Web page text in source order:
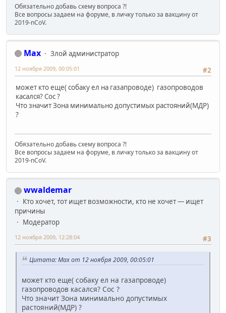
Обязательно добавь схему вопроса ?!
Все вопросы задаем на форуме, в личку только за вакцину от
2019-nCoV.
Max
Злой администратор
#2
12 ноября 2009, 00:05:01
может кто еще( собаку ел на газапроводе) газопроводов
касался? Сос ?
Что значит Зона минимально допустимых растояний(МДР)
?
Обязательно добавь схему вопроса ?!
Все вопросы задаем на форуме, в личку только за вакцину от
2019-nCoV.
wwaldemar
Кто хочет, тот ищет возможности, кто не хочет — ищет
причины
Модератор
#3
12 ноября 2009, 12:28:04
Цитата: Max от 12 ноября 2009, 00:05:01
может кто еще( собаку ел на газапроводе)
газопроводов касался? Сос ?
Что значит Зона минимально допустимых
растояний(МДР) ?